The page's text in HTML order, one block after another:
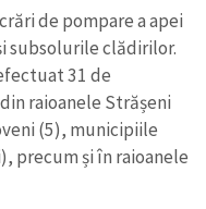
de pompare a apei
subsolurile clădirilor.
31 de
raioanele Strășeni
(5), municipiile
precum și în raioanele